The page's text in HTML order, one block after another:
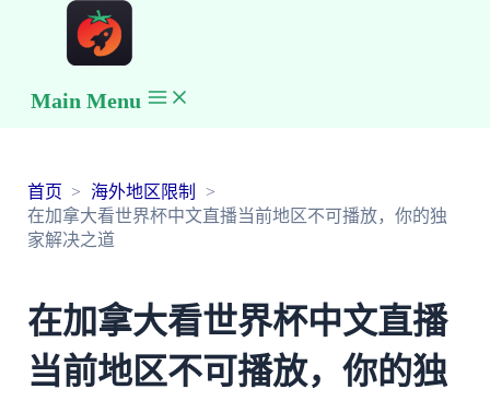
Main Menu
首页
海外地区限制
在加拿大看世界杯中文直播当前地区不可播放，你的独
家解决之道
在加拿大看世界杯中文直播
当前地区不可播放，你的独